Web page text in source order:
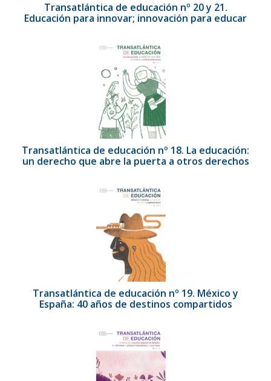
Transatlántica de educación nº 20 y 21.
Educación para innovar; innovación para educar
Transatlántica de educación nº 18. La educación:
un derecho que abre la puerta a otros derechos
Transatlántica de educación nº 19. México y
España: 40 años de destinos compartidos